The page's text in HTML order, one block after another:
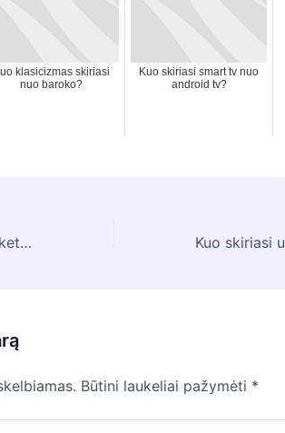
klasicizmas skiriasi
nuo baroko?
Kuo skiriasi smart tv nuo
android tv?
Kuo skiriasi laminatas nuo parketo?
Būtini laukeliai pažymėti *